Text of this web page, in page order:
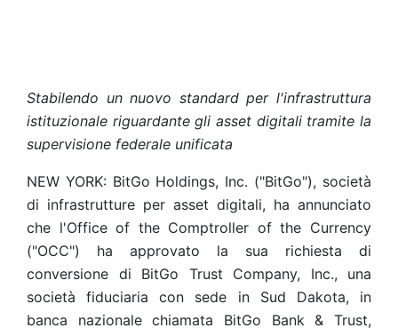
Stabilendo un nuovo standard per l'infrastruttura
istituzionale riguardante gli asset digitali tramite la
supervisione federale unificata
NEW YORK: BitGo Holdings, Inc. ("BitGo"), società
di infrastrutture per asset digitali, ha annunciato
che l'Office of the Comptroller of the Currency
("OCC") ha approvato la sua richiesta di
conversione di BitGo Trust Company, Inc., una
società fiduciaria con sede in Sud Dakota, in
banca nazionale chiamata BitGo Bank & Trust,